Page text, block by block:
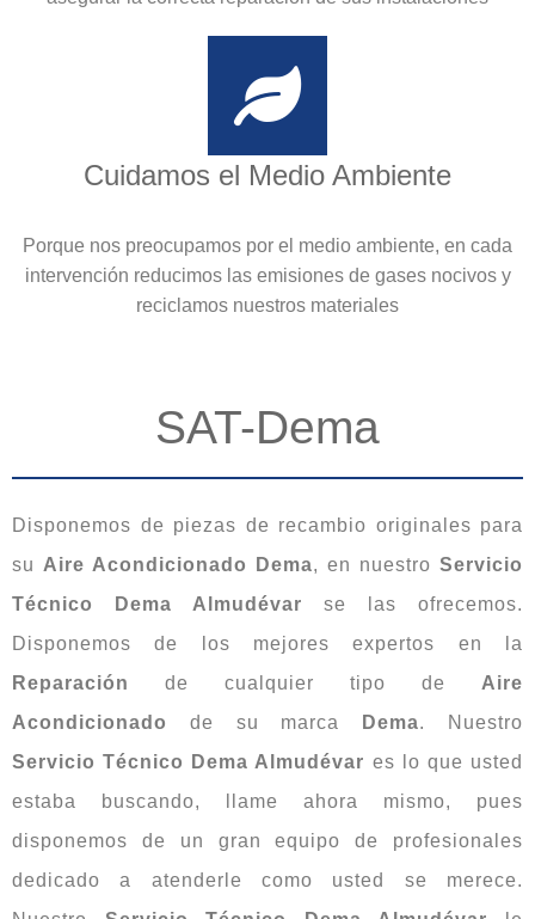
Cuidamos el Medio Ambiente
Porque nos preocupamos por el medio ambiente, en cada
intervención reducimos las emisiones de gases nocivos y
reciclamos nuestros materiales
SAT-Dema
Disponemos de piezas de recambio originales para
su Aire Acondicionado Dema, en nuestro Servicio
Técnico Dema Almudévar se las ofrecemos.
Disponemos de los mejores expertos en la
Reparación
de cualquier tipo de Aire
Acondicionado
de su marca Dema. Nuestro
Servicio Técnico Dema Almudévar es lo que usted
estaba buscando, llame ahora mismo, pues
disponemos de un gran equipo de profesionales
dedicado a atenderle como usted se merece.